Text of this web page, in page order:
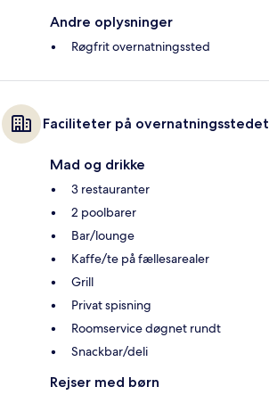
Andre oplysninger
Røgfrit overnatningssted
Faciliteter på overnatningsstedet
Mad og drikke
3 restauranter
2 poolbarer
Bar/lounge
Kaffe/te på fællesarealer
Grill
Privat spisning
Roomservice døgnet rundt
Snackbar/deli
Rejser med børn